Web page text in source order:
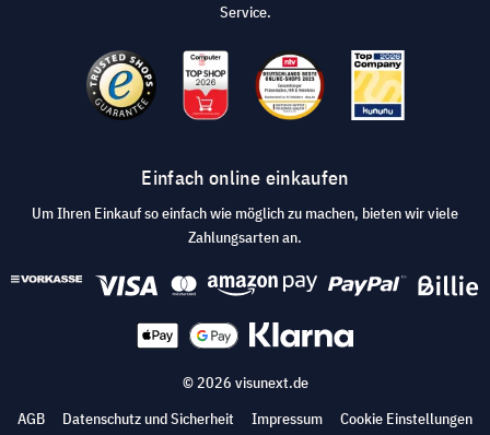
Service.
Einfach online einkaufen
Um Ihren Einkauf so einfach wie möglich zu machen, bieten wir viele
Zahlungsarten an.
© 2026 visunext.de
AGB
Datenschutz und Sicherheit Impressum Cookie Einstellungen